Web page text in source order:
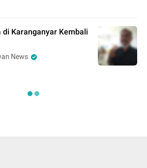
Karanganyar Kembali
News